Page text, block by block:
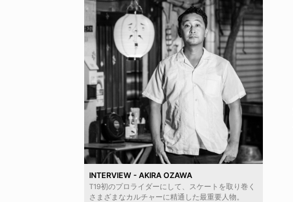
INTERVIEW - AKIRA OZAWA
T19初のプロライダーにして、スケートを取り巻く
さまざまなカルチャーに精通した最重要人物。